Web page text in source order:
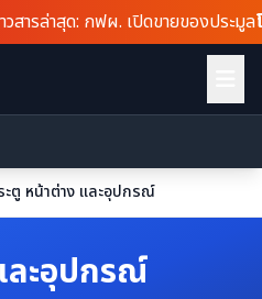
. เปิดขายของประมูลโซลาร์เซลล์ล็อ
ะตู หน้าต่าง และอุปกรณ์
ละอุปกรณ์